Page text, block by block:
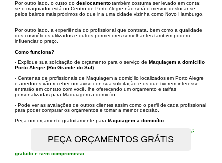
Por outro lado, o custo do deslocamento também costuma ser levado em conta:
se o maquiador está no Centro de Porto Alegre não será o mesmo deslocar-se
pelos bairros mais próximos do que ir a uma cidade vizinha como Novo Hamburgo.
Por outro lado, a experiência do profissional que contrata, bem como a qualidade
dos cosméticos utilizados e outros pormenores semelhantes também podem
influenciar o preço.
Como funciona?
- Explique sua solicitação de orçamento para o serviço de Maquiagem a domicílio
Porto Alegre (Rio Grande do Sul)
- Centenas de profissionais de Maquiagem a domicílio localizados em Porto Alegre
e arredores vão receber um aviso con sua solicitação e os que tiverem interesse
entrarão em contato com você, lhe oferecendo um orçamento e tarifas
personalizadas para Maquiagem a domicílio.
- Pode ver as avaliações de outros clientes assim como o perfil de cada profissional
para poder comparar os orçamentos e tomar a melhor decisão.
Peça um orçamento gratuitamente para Maquiagem a domicílio
é
gratuito e sem compromisso